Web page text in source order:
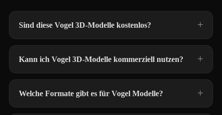
Sind diese Vogel 3D-Modelle kostenlos?
Kann ich Vogel 3D-Modelle kommerziell nutzen?
Welche Formate gibt es für Vogel Modelle?